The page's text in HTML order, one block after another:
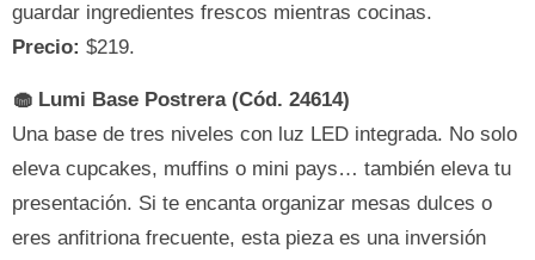
guardar ingredientes frescos mientras cocinas.
Precio: $219.
🧁 Lumi Base Postrera (Cód. 24614)
Una base de tres niveles con luz LED integrada. No solo
eleva cupcakes, muffins o mini pays… también eleva tu
presentación. Si te encanta organizar mesas dulces o
eres anfitriona frecuente, esta pieza es una inversión